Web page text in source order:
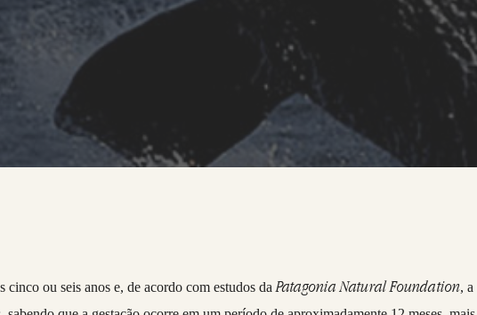
cinco ou seis anos e, de acordo com estudos daPatagonia Natural Foundation, a